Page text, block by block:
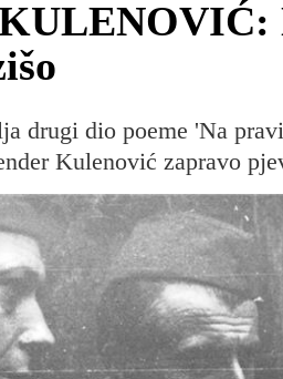
drugi dio poeme 'Na
Kulenović zapravo